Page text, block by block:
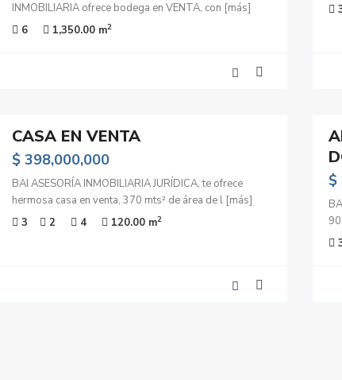
INMOBILIARIA ofrece bodega en VENTA, con [más]
6
1,350.00 m2
CASA EN VENTA
$ 398,000,000
BAI ASESORÍA INMOBILIARIA JURÍDICA, te ofrece
hermosa casa en venta, 370 mts² de área de l [más]
3
2 4 120.00 m2
$